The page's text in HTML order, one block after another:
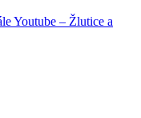
Youtube – Žlutice a